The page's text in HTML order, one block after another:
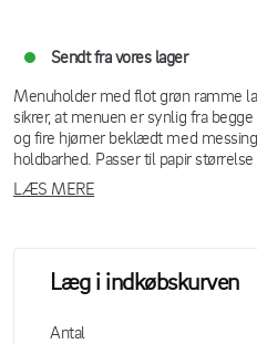
Sendt fra vores lager
Menuholder med flot grøn ramme
sikrer, at menuen er synlig fra
og fire hjørner beklædt med
holdbarhed. Passer til papir størrelse
LÆS MERE
Læg i indkøbskurven
Antal